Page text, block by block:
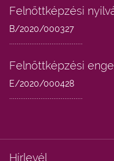
Felnőttképzési
B/2020/000327
Felnőttképzési
E/2020/000428
Hírlevél